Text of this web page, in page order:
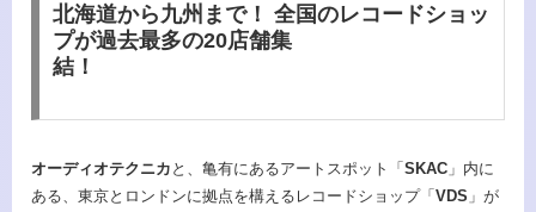
北海道から九州まで！ 全国のレコードショッ
プが過去最多の20店舗集
結！
オーディオテクニカ と、亀有にあるアートスポット「 SKAC 」内に
ある、東京とロンドンに拠点を構えるレコードショップ「 VDS 」が